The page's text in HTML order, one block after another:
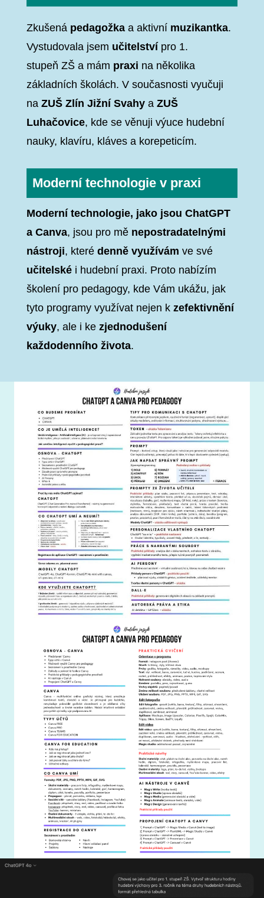
Zkušená pedagožka a aktivní muzikantka.
Vystudovala jsem učitelství pro 1.
stupeň ZŠ a mám praxi na několika
základních školách. V současnosti vyučuji
na ZUŠ Zlín Jižní Svahy a ZUŠ
Luhačovice, kde se věnuji výuce hudební
nauky, klavíru, kláves a korepeticím.
Moderní technologie v praxi
Moderní technologie, jako jsou ChatGPT
a Canva, jsou pro mě nepostradatelnými
nástroji, které denně využívám ve své
učitelské i hudební praxi. Proto nabízím
školení pro pedagogy, kde Vám ukážu, jak
tyto programy využívat nejen k zefektivnění
výuky, ale i ke zjednodušení
každodenního života.